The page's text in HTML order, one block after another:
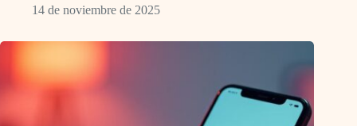
14 de noviembre de 2025